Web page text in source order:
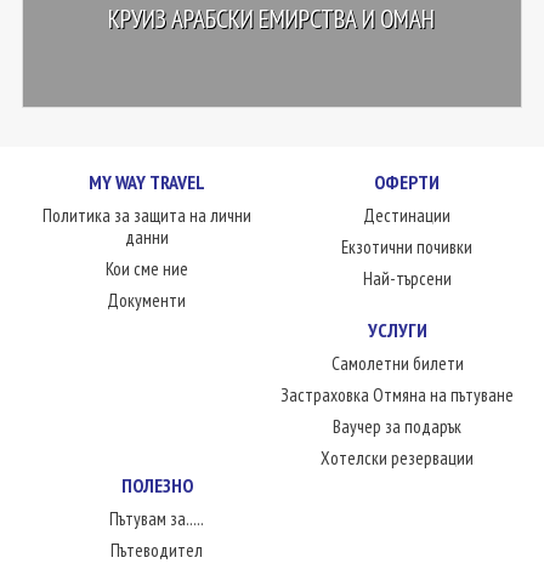
КРУИЗ АРАБСКИ ЕМИРСТВА И ОМАН
MY WAY TRAVEL
Политика за защита на лични
данни
Кои сме ние
Документи
ОФЕРТИ
Дестинации
Екзотични почивки
Най-търсени
УСЛУГИ
Самолетни билети
Застраховка Отмяна на пътуване
Ваучер за подарък
Хотелски резервации
ПОЛЕЗНО
Пътувам за.....
Пътеводител